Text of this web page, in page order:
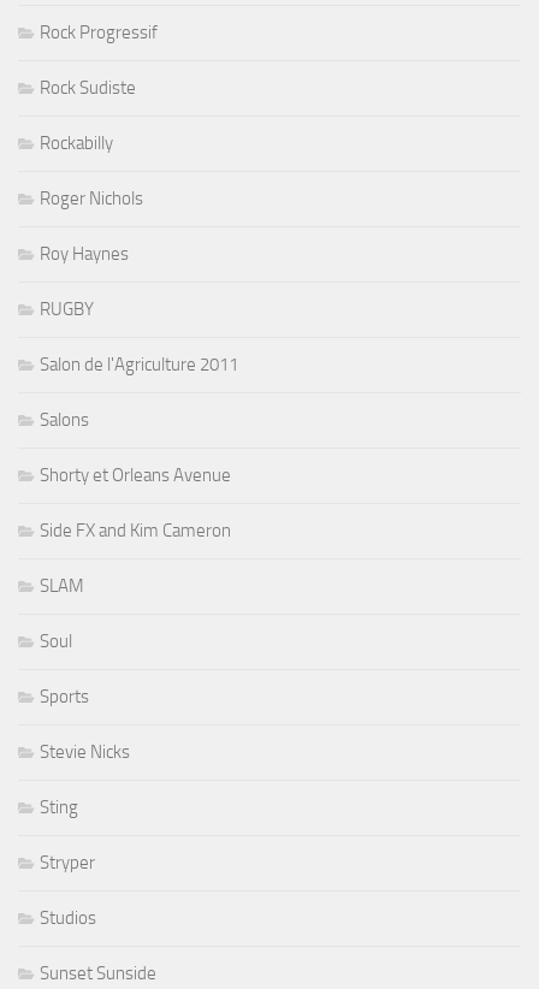
Rock Progressif
Rock Sudiste
Rockabilly
Roger Nichols
Roy Haynes
RUGBY
Salon de l'Agriculture 2011
Salons
Shorty et Orleans Avenue
Side FX and Kim Cameron
SLAM
Soul
Sports
Stevie Nicks
Sting
Stryper
Studios
Sunset Sunside